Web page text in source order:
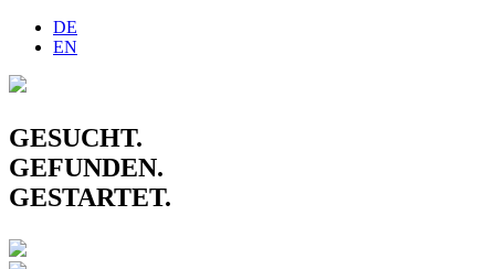
DE
EN
GESUCHT.
GEFUNDEN.
GESTARTET.